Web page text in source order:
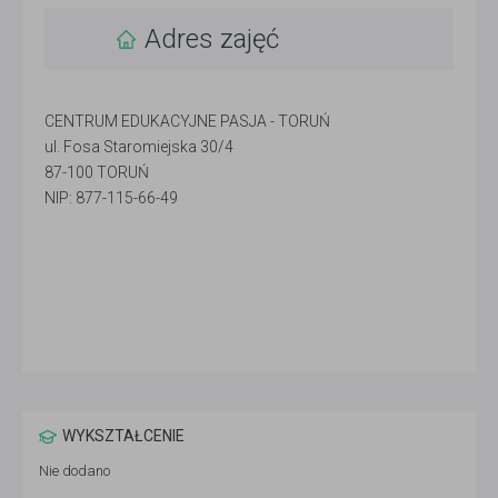
Adres zajęć
CENTRUM EDUKACYJNE PASJA - TORUŃ
ul. Fosa Staromiejska 30/4
87-100 TORUŃ
NIP: 877-115-66-49
WYKSZTAŁCENIE
Nie dodano